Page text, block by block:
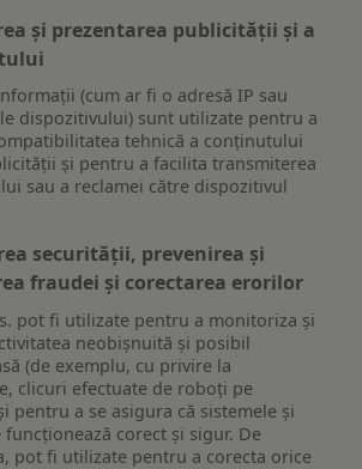
și prezentarea publicității și a
(cum ar fi o adresă IP sau
dispozitivului) sunt utilizate pentru a
tehnică a conținutului
și pentru a facilita transmiterea
sau a reclamei către dispozitivul
securității, prevenirea și
fraudei și corectarea erorilor
pot fi utilizate pentru a monitoriza și
neobișnuită și posibil
(de exemplu, cu privire la
clicuri efectuate de roboți pe
pentru a se asigura că sistemele și
funcționează corect și sigur. De
pot fi utilizate pentru a corecta orice